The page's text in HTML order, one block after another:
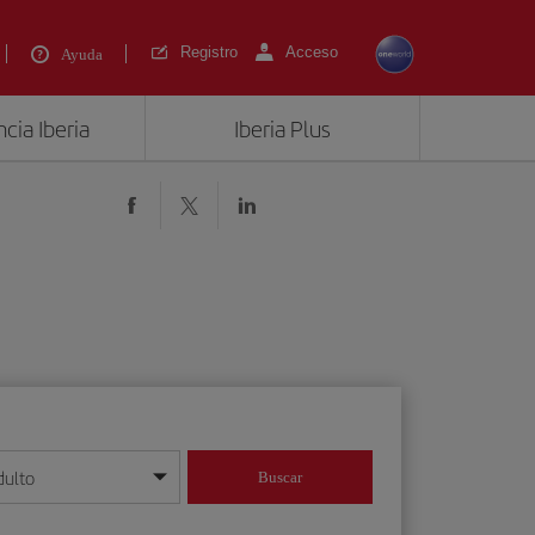
Ayuda Registro Acceso
Iberia Iberia Plus
mes/año
Buscar